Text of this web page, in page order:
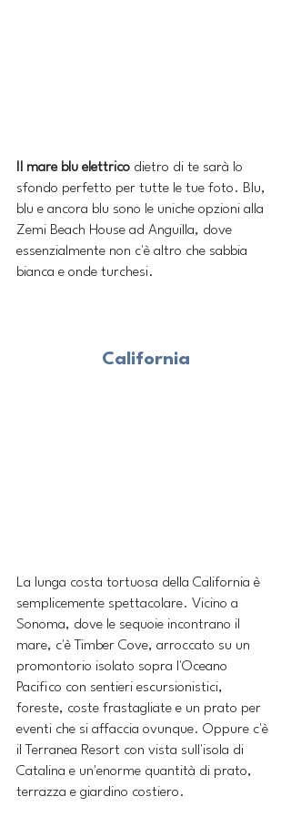
Il mare blu elettrico dietro di te sarà lo
sfondo perfetto per tutte le tue foto. Blu,
blu e ancora blu sono le uniche opzioni alla
Zemi Beach House ad Anguilla, dove
essenzialmente non c'è altro che sabbia
bianca e onde turchesi.
California
La lunga costa tortuosa della California è
semplicemente spettacolare. Vicino a
Sonoma, dove le sequoie incontrano il
mare, c'è Timber Cove, arroccato su un
promontorio isolato sopra l'Oceano
Pacifico con sentieri escursionistici,
foreste, coste frastagliate e un prato per
eventi che si affaccia ovunque. Oppure c'è
il Terranea Resort con vista sull'isola di
Catalina e un'enorme quantità di prato,
terrazza e giardino costiero.